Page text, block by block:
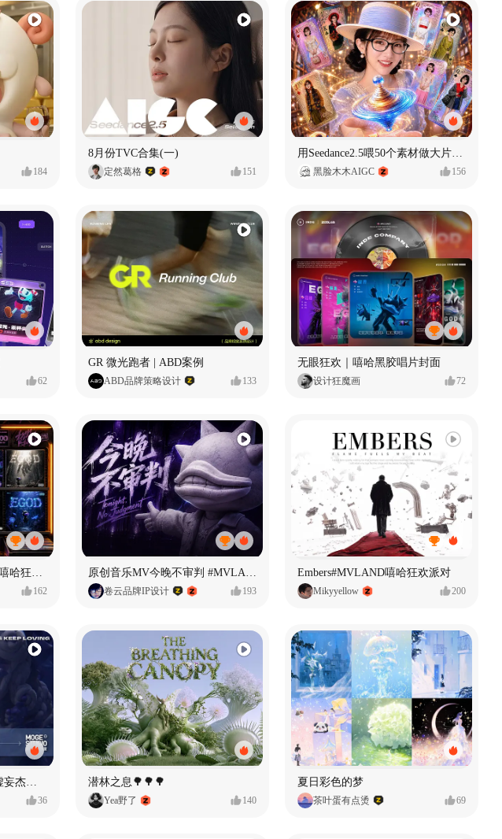
184
8月份TVC合集(一)
定然葛格 151 黑脸木木AIGC 156
62
GR 微光跑者 | ABD案例
ABD品牌策略设计 133
无眼狂欢｜嘻哈黑胶唱片封面
设计狂魔画 72
162 卷云品牌IP设计 193
Embers#MVLAND嘻哈狂欢派对
Mikyyellow 200
Identity V × moge.tv | 【虚妄杰作时装】“小女孩”
36
潜林之息🌳🌳🌳
Yea野了 140
夏日彩色的梦
茶叶蛋有点烫 69